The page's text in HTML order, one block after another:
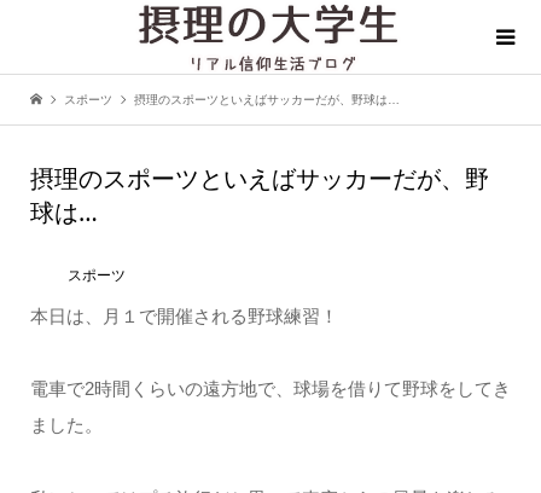
スポーツ 摂理のスポーツといえばサッカーだが、野球は…
摂理のスポーツといえばサッカーだが、野
球は…
スポーツ
本日は、月１で開催される野球練習！
電車で2時間くらいの遠方地で、球場を借りて野球をしてき
ました。